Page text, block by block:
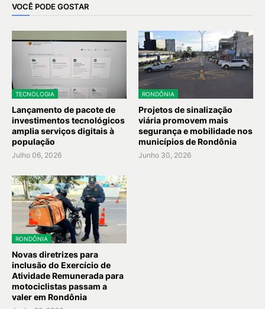
VOCÊ PODE GOSTAR
TECNOLOGIA
Lançamento de pacote de
investimentos tecnológicos
amplia serviços digitais à
população
Julho 06, 2026
RONDÔNIA
Projetos de sinalização
viária promovem mais
segurança e mobilidade nos
municípios de Rondônia
Junho 30, 2026
RONDÔNIA
Novas diretrizes para
inclusão do Exercício de
Atividade Remunerada para
motociclistas passam a
valer em Rondônia